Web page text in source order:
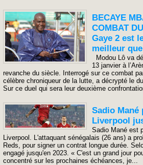
BECAYE
COMBAT
Gaye 2 est
meilleur
Modou Lô va
13 janvier à
revanche du siècle. Interrogé sur ce combat
célèbre chroniqueur de la lutte, a décrypté le
Sur ce duel qui sera leur deuxième
Sadio Mané
Liverpool
Sadio Mané est
Liverpool. L'attaquant sénégalais (26 ans) a
Reds, pour signer un contrat longue durée.
engagé jusqu'en 2023. « C'est un grand jour
concentré sur les prochaines échéances, je...